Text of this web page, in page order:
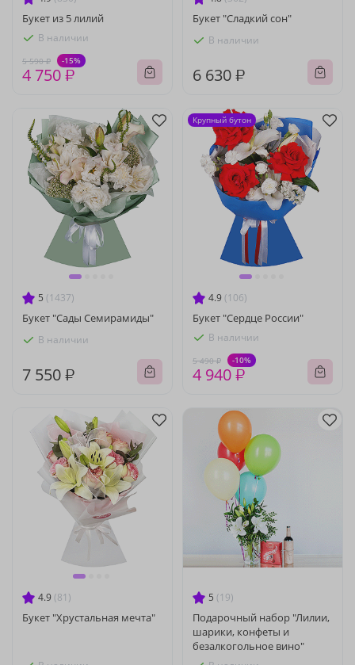
Букет из 5 лилий
В наличии
5 590 ₽ -15%
4 750 ₽
Букет "Сладкий сон"
В наличии
6 630 ₽
5 (1437)
Букет "Сады Семирамиды"
В наличии
7 550 ₽
4.9 (106)
Букет "Сердце России"
В наличии
5 490 ₽ -10%
4 940 ₽
Крупный бутон
4.9 (81)
Букет "Хрустальная мечта"
5 (19)
Подарочный набор "Лилии,
шарики, конфеты и
безалкогольное вино"